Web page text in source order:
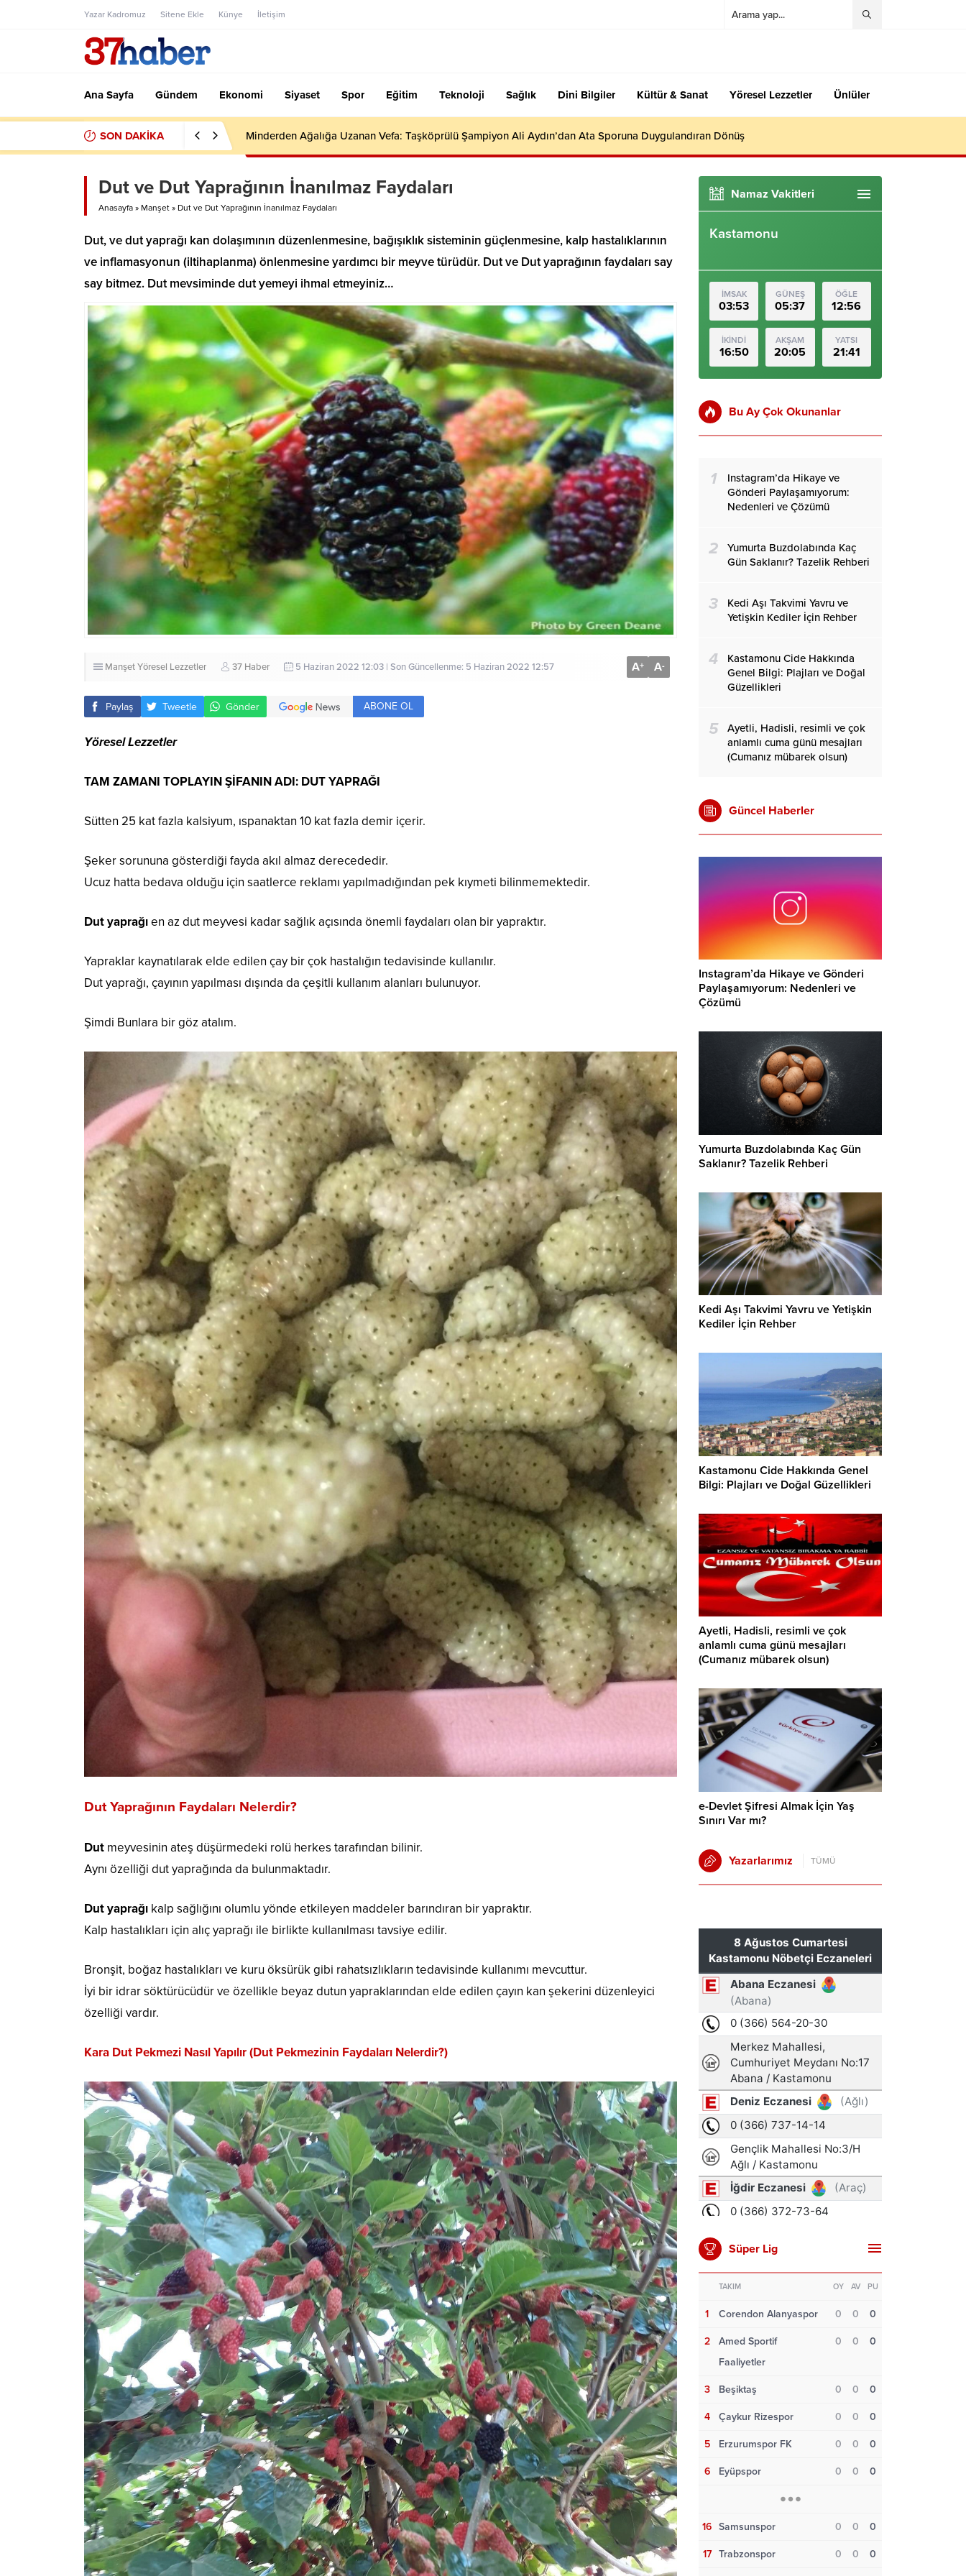
Yazar Kadromuz Sitene Ekle Künye İletişim
Ana Sayfa Gündem Ekonomi Siyaset Spor Eğitim Teknoloji Sağlık Dini Bilgiler Kültür & Sanat Yöresel Lezzetler Ünlüler
SON DAKİKA Minderden Ağalığa Uzanan Vefa: Taşköprülü Şampiyon Ali Aydın’dan Ata Sporuna Duygulandıran Dönüş
Dut ve Dut Yaprağının İnanılmaz Faydaları
Anasayfa » Manşet » Dut ve Dut Yaprağının İnanılmaz Faydaları
Dut, ve dut yaprağı kan dolaşımının düzenlenmesine, bağışıklık sisteminin güçlenmesine, kalp hastalıklarının
ve inflamasyonun (iltihaplanma) önlenmesine yardımcı bir meyve türüdür. Dut ve Dut yaprağının faydaları say
say bitmez. Dut mevsiminde dut yemeyi ihmal etmeyiniz…
ManşetYöresel Lezzetler 37 Haber 5 Haziran 2022 12:03 | Son Güncellenme: 5 Haziran 2022 12:57 A+ A-
Paylaş Tweetle Gönder ABONE OL
Yöresel Lezzetler
TAM ZAMANI TOPLAYIN ŞİFANIN ADI: DUT YAPRAĞI
Sütten 25 kat fazla kalsiyum, ıspanaktan 10 kat fazla demir içerir.
Şeker sorununa gösterdiği fayda akıl almaz derecededir.
Ucuz hatta bedava olduğu için saatlerce reklamı yapılmadığından pek kıymeti bilinmemektedir.
Dut yaprağıen az dut meyvesi kadar sağlık açısında önemli faydaları olan bir yapraktır.
Yapraklar kaynatılarak elde edilen çay bir çok hastalığın tedavisinde kullanılır.
Dut yaprağı, çayının yapılması dışında da çeşitli kullanım alanları bulunuyor.
Şimdi Bunlara bir göz atalım.
Dut Yaprağının Faydaları Nelerdir?
Dut meyvesinin ateş düşürmedeki rolü herkes tarafından bilinir.
Aynı özelliği dut yaprağında da bulunmaktadır.
Dut yaprağı kalp sağlığını olumlu yönde etkileyen maddeler barındıran bir yapraktır.
Kalp hastalıkları için alıç yaprağı ile birlikte kullanılması tavsiye edilir.
Bronşit, boğaz hastalıkları ve kuru öksürük gibi rahatsızlıkların tedavisinde kullanımı mevcuttur.
İyi bir idrar söktürücüdür ve özellikle beyaz dutun yapraklarından elde edilen çayın kan şekerini düzenleyici
özelliği vardır.
Kara Dut Pekmezi Nasıl Yapılır (Dut Pekmezinin Faydaları Nelerdir?)
Namaz Vakitleri
Kastamonu
İMSAK
03:53
GÜNEŞ
05:37
ÖĞLE
12:56
İKİNDİ
16:50
AKŞAM
20:05
YATSI
21:41
Bu Ay Çok Okunanlar
1
Instagram’da Hikaye ve
Gönderi Paylaşamıyorum:
Nedenleri ve Çözümü
2
Yumurta Buzdolabında Kaç
Gün Saklanır? Tazelik Rehberi
3
Kedi Aşı Takvimi Yavru ve
Yetişkin Kediler İçin Rehber
4
Kastamonu Cide Hakkında
Genel Bilgi: Plajları ve Doğal
Güzellikleri
5
Ayetli, Hadisli, resimli ve çok
anlamlı cuma günü mesajları
(Cumanız mübarek olsun)
Güncel Haberler
Instagram’da Hikaye ve Gönderi
Paylaşamıyorum: Nedenleri ve
Çözümü
Yumurta Buzdolabında Kaç Gün
Saklanır? Tazelik Rehberi
Kedi Aşı Takvimi Yavru ve Yetişkin
Kediler İçin Rehber
Kastamonu Cide Hakkında Genel
Bilgi: Plajları ve Doğal Güzellikleri
Ayetli, Hadisli, resimli ve çok
anlamlı cuma günü mesajları
(Cumanız mübarek olsun)
e-Devlet Şifresi Almak İçin Yaş
Sınırı Var mı?
Yazarlarımız TÜMÜ
Süper Lig
TAKIM OY AV PU
1 Corendon Alanyaspor 0 0 0
2
Amed Sportif
Faaliyetler
0 0 0
3 Beşiktaş 0 0 0
4 Çaykur Rizespor 0 0 0
5 Erzurumspor FK 0 0 0
6 Eyüpspor 0 0 0
16 Samsunspor 0 0 0
17 Trabzonspor 0 0 0